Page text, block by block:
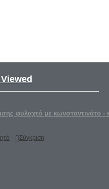
φυλαχτό με κωνσταντινάτο
Σύγκριση